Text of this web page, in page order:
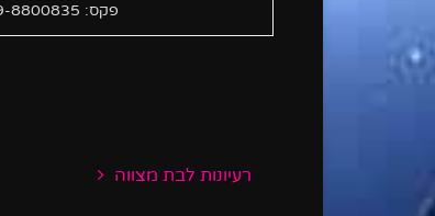
פקס: 09-8800835
רעיונות לבת מצווה